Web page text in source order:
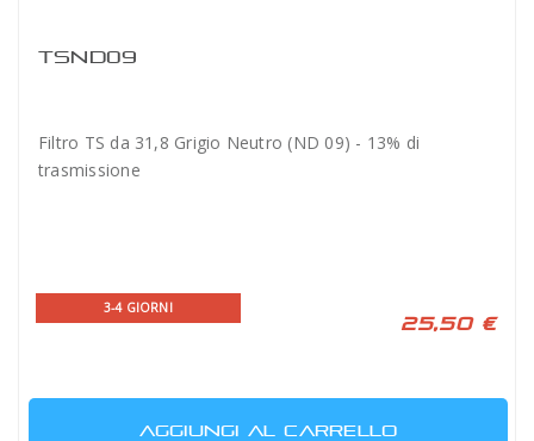
TSND09
Filtro TS da 31,8 Grigio Neutro (ND 09) - 13% di
trasmissione
3-4 GIORNI
25,50 €
AGGIUNGI AL CARRELLO